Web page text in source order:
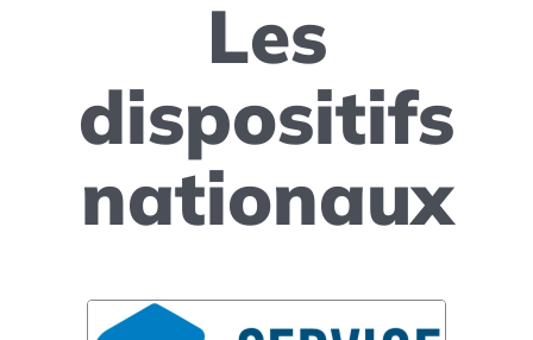
Les
dispositifs
nationaux